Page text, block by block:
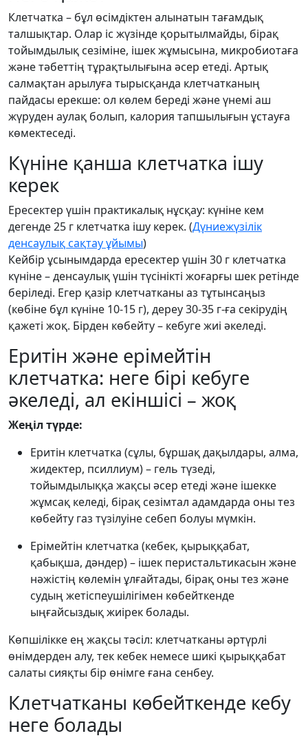
Клетчатка – бұл өсімдіктен алынатын тағамдық
талшықтар. Олар іс жүзінде қорытылмайды, бірақ
тойымдылық сезіміне, ішек жұмысына, микробиотаға
және тәбеттің тұрақтылығына әсер етеді. Артық
салмақтан арылуға тырысқанда клетчатканың
пайдасы ерекше: ол көлем береді және үнемі аш
жүруден аулақ болып, калория тапшылығын ұстауға
көмектеседі.
Күніне қанша клетчатка ішу
керек
Ересектер үшін практикалық нұсқау: күніне кем
дегенде 25 г клетчатка ішу керек. (Дүниежүзілік
денсаулық сақтау ұйымы)
Кейбір ұсынымдарда ересектер үшін 30 г клетчатка
күніне – денсаулық үшін түсінікті жоғарғы шек ретінде
беріледі. Егер қазір клетчатканы аз тұтынсаңыз
(көбіне бұл күніне 10-15 г), дереу 30-35 г-ға секірудің
қажеті жоқ. Бірден көбейту – кебуге жиі әкеледі.
Еритін және ерімейтін
клетчатка: неге бірі кебуге
әкеледі, ал екіншісі – жоқ
Жеңіл түрде:
Еритін клетчатка (сұлы, бұршақ дақылдары, алма,
жидектер, псиллиум) – гель түзеді,
тойымдылыққа жақсы әсер етеді және ішекке
жұмсақ келеді, бірақ сезімтал адамдарда оны тез
көбейту газ түзілуіне себеп болуы мүмкін.
Ерімейтін клетчатка (кебек, қырыққабат,
қабықша, дәндер) – ішек перистальтикасын және
нәжістің көлемін ұлғайтады, бірақ оны тез және
судың жетіспеушілігімен көбейткенде
ыңғайсыздық жиірек болады.
Kөпшілікке ең жақсы тәсіл: клетчатканы әртүрлі
өнімдерден алу, тек кебек немесе шикі қырыққабат
салаты сияқты бір өнімге ғана сенбеу.
Клетчатканы көбейткенде кебу
неге болады